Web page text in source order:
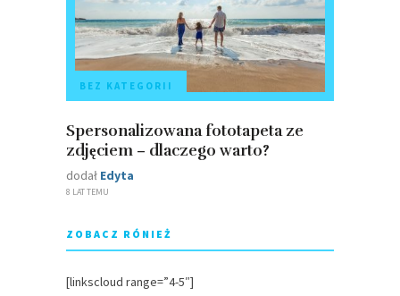
BEZ KATEGORII
Spersonalizowana fototapeta ze
zdjęciem – dlaczego warto?
dodał Edyta
8 LAT TEMU
ZOBACZ RÓNIEŻ
[linkscloud range=”4-5″]